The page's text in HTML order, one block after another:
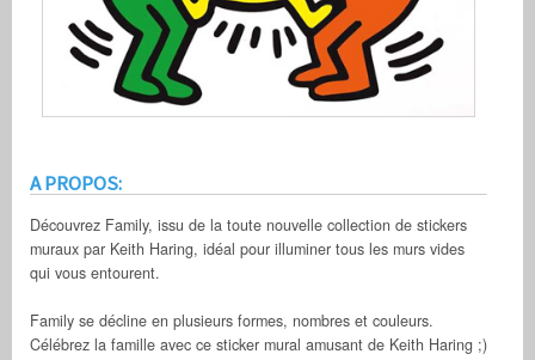
A PROPOS:
Découvrez Family, issu de la toute nouvelle collection de stickers
muraux par Keith Haring, idéal pour illuminer tous les murs vides
qui vous entourent.
Family se décline en plusieurs formes, nombres et couleurs.
Célébrez la famille avec ce sticker mural amusant de Keith Haring ;)